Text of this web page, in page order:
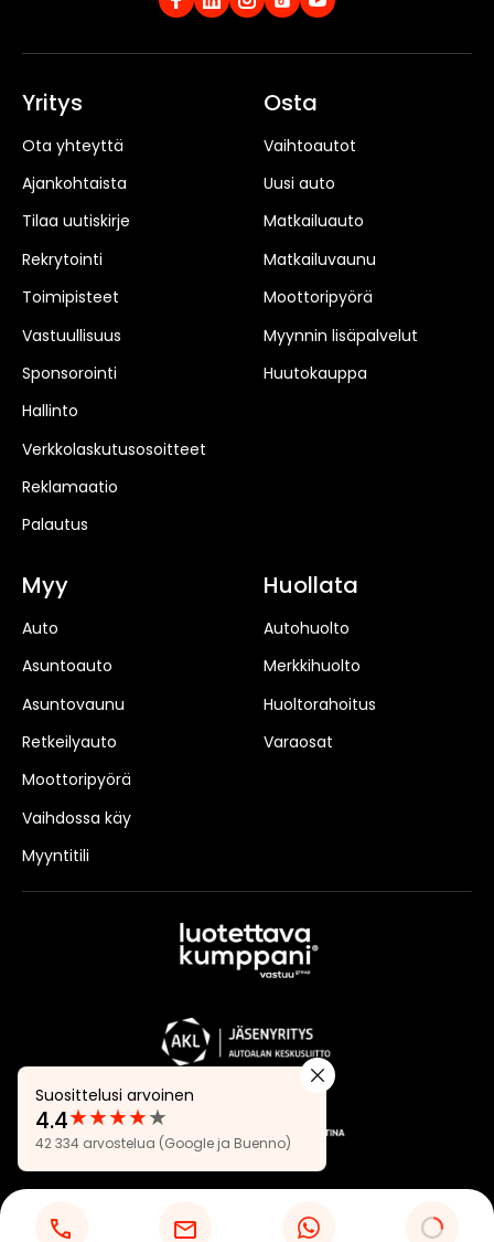
Suosittelusi arvoinen
Arvostelut:
4.4
★★★★★
4.4
42 334 arvostelua (Google ja Buenno)
Yritys
Ota yhteyttä
Ajankohtaista
Tilaa uutiskirje
Rekrytointi
Toimipisteet
Vastuullisuus
Sponsorointi
Hallinto
Verkkolaskutusosoitteet
Reklamaatio
Palautus
Osta
Vaihtoautot
Uusi auto
Matkailuauto
Matkailuvaunu
Moottoripyörä
Myynnin lisäpalvelut
Huutokauppa
Myy
Auto
Asuntoauto
Asuntovaunu
Retkeilyauto
Moottoripyörä
Vaihdossa käy
Myyntitili
Huollata
Autohuolto
Merkkihuolto
Huoltorahoitus
Varaosat
Tietosuojaseloste Evästeasetukset